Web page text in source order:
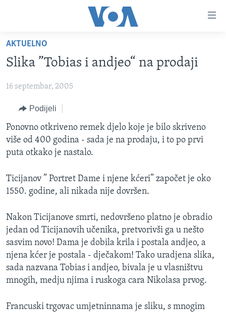
glavni
sadržaj
na
navigaciju
Idi
na
pretragu
TV PROGRAM
FOTOGRAFIJE DANA
VIJESTI
SJEDINJENE AMERIČKE DRŽAVE
BOSNA I HERCEGOVINA
NAUKA I TEHNOLOGIJA
SPECIJALNI PROJEKTI
SLOBODA MEDIJA
ŽENSKA STRANA
IZBJEGLIČKA STRANA
MAGAZIN
O GLASU AMERIKE
Learning English
PRATITE NAS
AKTUELNO
Slika ”Tobias i andjeo“ na prodaji
16 septembar, 2005
Podijeli
Ponovno otkriveno remek djelo koje je bilo skriveno
više od 400 godina - sada je na prodaju, i to po prvi
puta otkako je nastalo.
Ticijanov ” Portret Dame i njene kćeri” započet je oko
1550. godine, ali nikada nije dovršen.
Nakon Ticijanove smrti, nedovršeno platno je obradio
jedan od Ticijanovih učenika, pretvorivši ga u nešto
sasvim novo! Dama je dobila krila i postala andjeo, a
njena kćer je postala - dječakom! Tako uradjena slika,
sada nazvana Tobias i andjeo, bivala je u vlasništvu
mnogih, medju njima i ruskoga cara Nikolasa prvog.
Francuski trgovac umjetninnama je sliku, s mnogim